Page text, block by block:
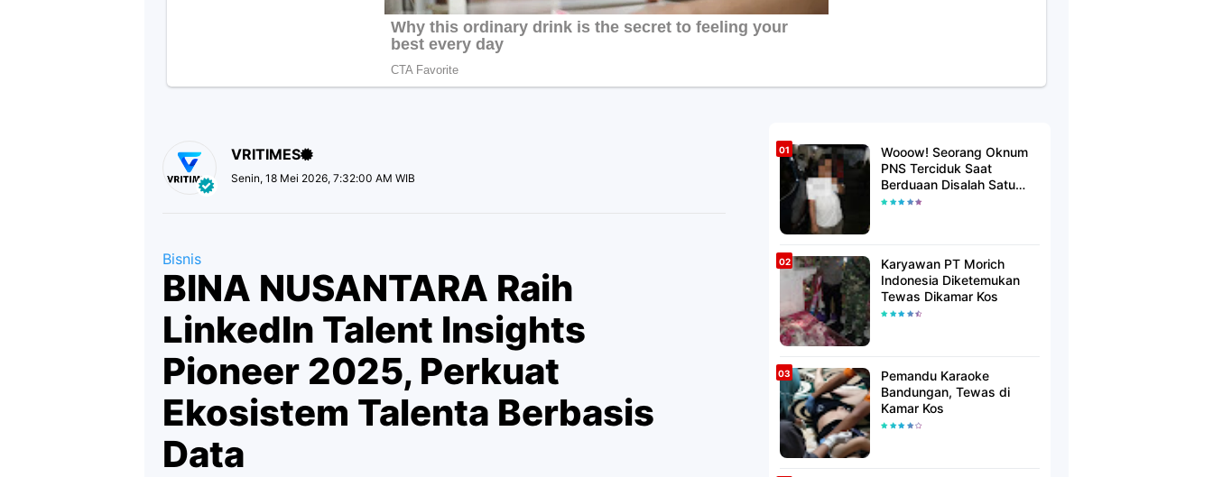
VRITIMES
Senin, 18 Mei 2026, 7:32:00 AM WIB
Bisnis
BINA NUSANTARA Raih
LinkedIn Talent Insights
Pioneer 2025, Perkuat
Ekosistem Talenta Berbasis
Data
Wooow! Seorang Oknum
PNS Terciduk Saat
Berduaan Disalah Satu
Kamar Hotel Salatiga
Karyawan PT Morich
Indonesia Diketemukan
Tewas Dikamar Kos
Pemandu Karaoke
Bandungan, Tewas di
Kamar Kos